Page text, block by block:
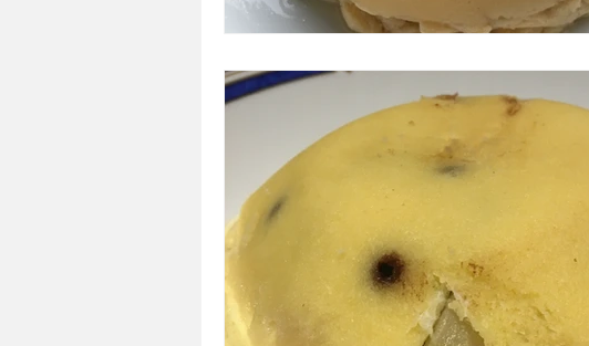
Crêpes, gaufres et pancakes Desserts au chocolat
Entrées chaudes Entrées de fête ou d'exception